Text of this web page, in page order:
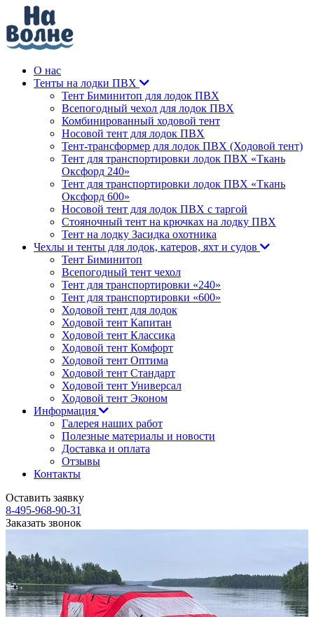
О нас
Тенты на лодки ПВХ
Тент Биминитоп для лодок ПВХ
Всепогодный чехол для лодок ПВХ
Комбинированный ходовой тент
Носовой тент для лодок ПВХ
Тент-трансформер для лодок ПВХ (Ходовой тент)
Тент для транспортировки лодок ПВХ «Ткань
Оксфорд 240»
Тент для транспортировки лодок ПВХ «Ткань
Оксфорд 600»
Носовой тент для лодок ПВХ с таргой
Стояночный тент на крючках на лодку ПВХ
Тент на лодку Засидка охотника
Чехлы и тенты для лодок, катеров, яхт и судов
Тент Биминитоп
Всепогодный тент чехол
Тент для транспортировки «240»
Тент для транспортировки «600»
Ходовой тент для лодок
Ходовой тент Капитан
Ходовой тент Классика
Ходовой тент Комфорт
Ходовой тент Оптима
Ходовой тент Стандарт
Ходовой тент Универсал
Ходовой тент Эконом
Информация
Галерея наших работ
Полезные материалы и новости
Доставка и оплата
Отзывы
Контакты
Оставить заявку
8-495-968-90-31
Заказать звонок